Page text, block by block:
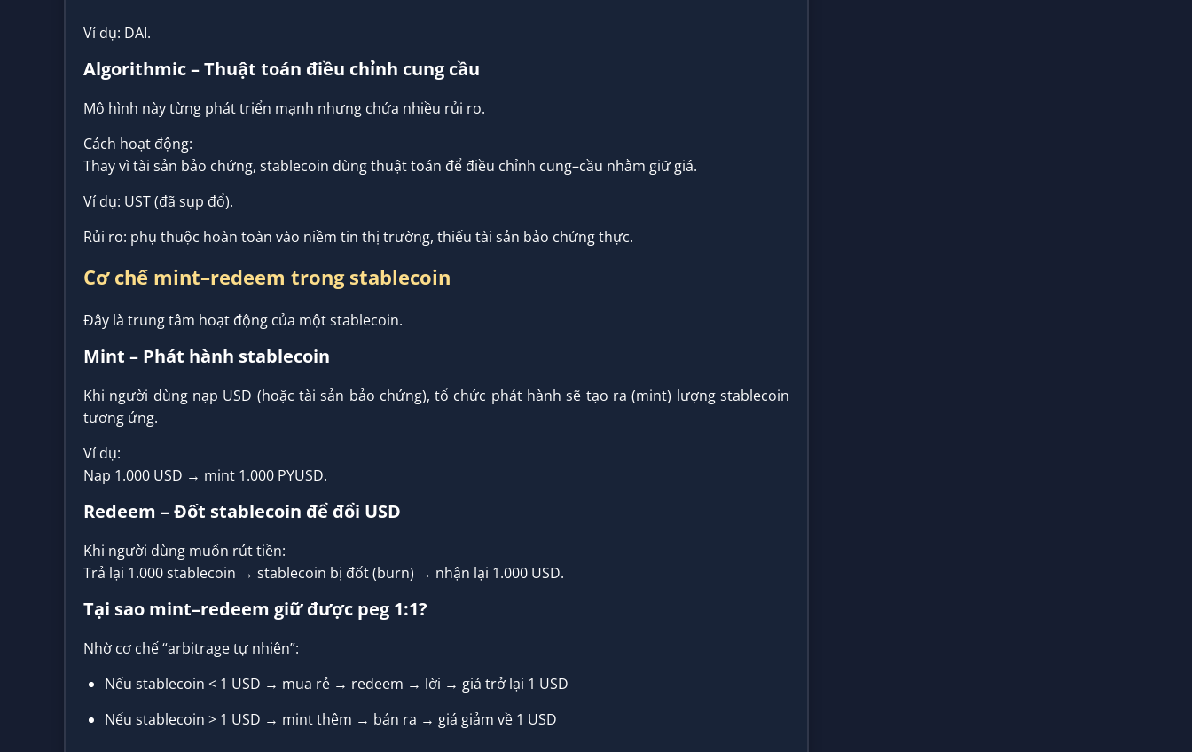
Ví dụ: DAI.
Algorithmic – Thuật toán điều chỉnh cung cầu
Mô hình này từng phát triển mạnh nhưng chứa nhiều rủi ro.
Cách hoạt động:
Thay vì tài sản bảo chứng, stablecoin dùng thuật toán để điều chỉnh cung–cầu nhằm giữ giá.
Ví dụ: UST (đã sụp đổ).
Rủi ro: phụ thuộc hoàn toàn vào niềm tin thị trường, thiếu tài sản bảo chứng thực.
Cơ chế mint–redeem trong stablecoin
Đây là trung tâm hoạt động của một stablecoin.
Mint – Phát hành stablecoin
Khi người dùng nạp USD (hoặc tài sản bảo chứng), tổ chức phát hành sẽ tạo ra (mint) lượng stablecoin
tương ứng.
Ví dụ:
Nạp 1.000 USD → mint 1.000 PYUSD.
Redeem – Đốt stablecoin để đổi USD
Khi người dùng muốn rút tiền:
Trả lại 1.000 stablecoin → stablecoin bị đốt (burn) → nhận lại 1.000 USD.
Tại sao mint–redeem giữ được peg 1:1?
Nhờ cơ chế “arbitrage tự nhiên”:
Nếu stablecoin < 1 USD → mua rẻ → redeem → lời → giá trở lại 1 USD
Nếu stablecoin > 1 USD → mint thêm → bán ra → giá giảm về 1 USD